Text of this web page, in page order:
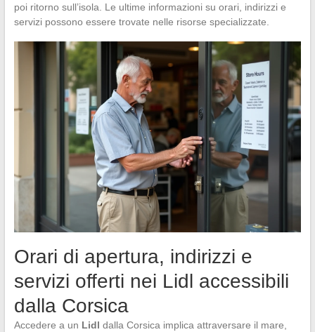
poi ritorno sull’isola. Le ultime informazioni su orari, indirizzi e
servizi possono essere trovate nelle risorse specializzate.
Orari di apertura, indirizzi e
servizi offerti nei Lidl accessibili
dalla Corsica
Accedere a un Lidl dalla Corsica implica attraversare il mare,